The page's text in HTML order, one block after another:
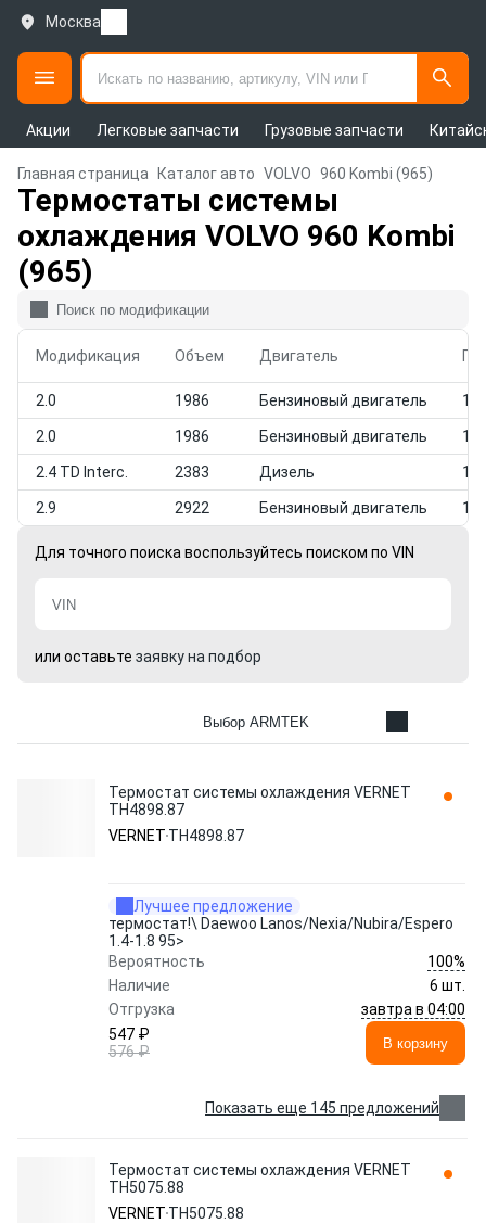
Москва
Акции Легковые запчасти Грузовые запчасти
Главная страница Каталог авто VOLVO 960 Kombi (965)
Термостаты системы
охлаждения VOLVO 960 Kombi
(965)
Модификация Объем Двигатель
2.0 1986 Бензиновый двигатель
2.0 1986 Бензиновый двигатель
2.4 TD Interc. 2383 Дизель
2.9 2922 Бензиновый двигатель
Для точного поиска воспользуйтесь поиском по VIN
или оставьте заявку на подбор
Выбор ARMTEK
Термостат системы охлаждения VERNET
TH4898.87
VERNET TH4898.87
Лучшее предложение
термостат!\ Daewoo Lanos/Nexia/Nubira/Espero
1.4-1.8 95>
Вероятность
100%
Наличие
6 шт.
Отгрузка
завтра в 04:00
547 ₽
576 ₽
В корзину
Показать еще 145 предложений
Термостат системы охлаждения VERNET
TH5075.88
VERNET TH5075.88